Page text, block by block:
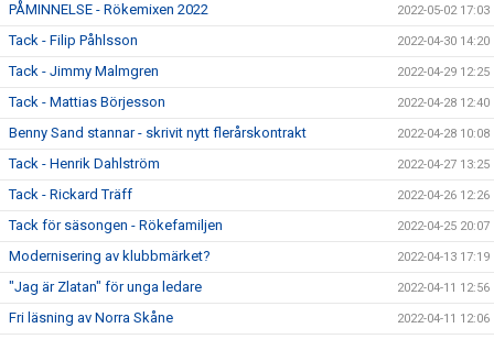
PÅMINNELSE - Rökemixen 2022 2022-05-02 17:03
Tack - Filip Påhlsson 2022-04-30 14:20
Tack - Jimmy Malmgren 2022-04-29 12:25
Tack - Mattias Börjesson 2022-04-28 12:40
Benny Sand stannar - skrivit nytt flerårskontrakt 2022-04-28 10:08
Tack - Henrik Dahlström 2022-04-27 13:25
Tack - Rickard Träff 2022-04-26 12:26
Tack för säsongen - Rökefamiljen 2022-04-25 20:07
Modernisering av klubbmärket? 2022-04-13 17:19
"Jag är Zlatan" för unga ledare 2022-04-11 12:56
Fri läsning av Norra Skåne 2022-04-11 12:06